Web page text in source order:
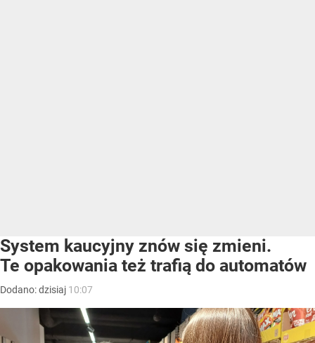
System kaucyjny znów się zmieni.
Te opakowania też trafią do automatów
Dodano:dzisiaj 10:07